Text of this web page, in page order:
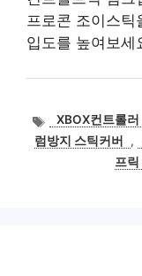
프로콘 조이스
입도를 높여보세
태
그
XBOX컨트롤러
럼방지 스틱커버
,
프릭